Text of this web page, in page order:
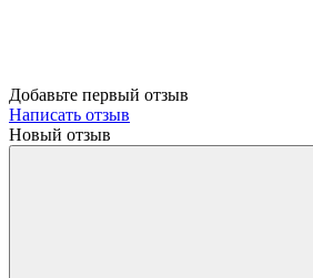
Добавьте первый отзыв
Написать отзыв
Новый отзыв